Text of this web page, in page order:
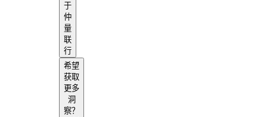
于
仲
量
联
行
希望
获取
更多
洞
察？